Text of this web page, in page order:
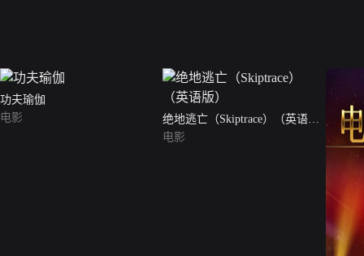
功夫瑜伽
电影
绝地逃亡（Skiptrace）（英语
版）
电影